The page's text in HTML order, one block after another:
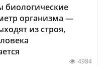
биологические
организма —
из строя,
4984